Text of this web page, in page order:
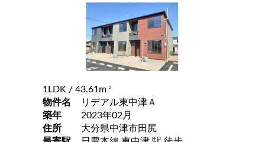
1LDK / 43.61m 2
物件名
リデアル東中津Ａ
築年
2023年02月
住所
大分県中津市田尻